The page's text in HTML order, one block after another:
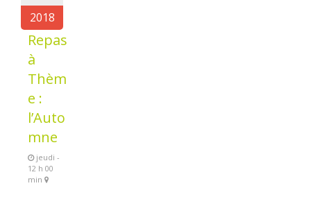
2018
Repas
à
Thèm
e :
l’Auto
mne
jeudi -
12 h 00
min